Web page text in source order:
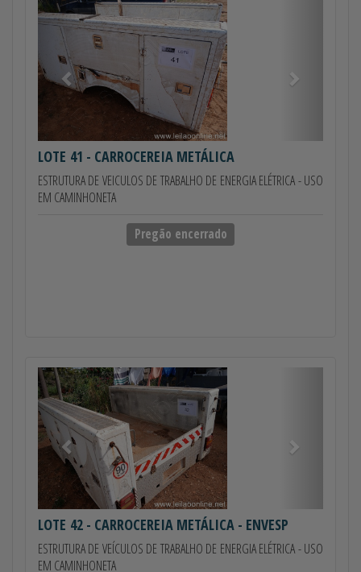
Anterior
LOTE 41 - CARROCEREIA METÁLICA
ESTRUTURA DE VEICULOS DE TRABALHO DE ENERGIA ELÉTRICA - USO
EM CAMINHONETA
Pregão encerrado
Anterior
LOTE 42 - CARROCEREIA METÁLICA - ENVESP
ESTRUTURA DE VEÍCULOS DE TRABALHO DE ENERGIA ELÉTRICA - USO
EM CAMINHONETA